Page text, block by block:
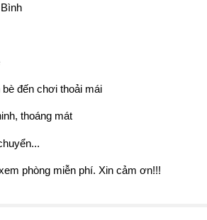
đến chơi thoải mái
thoáng mát
phòng miễn phí. Xin cảm ơn!!!